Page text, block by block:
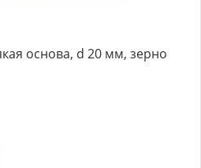
основа, d 20 мм, зерно